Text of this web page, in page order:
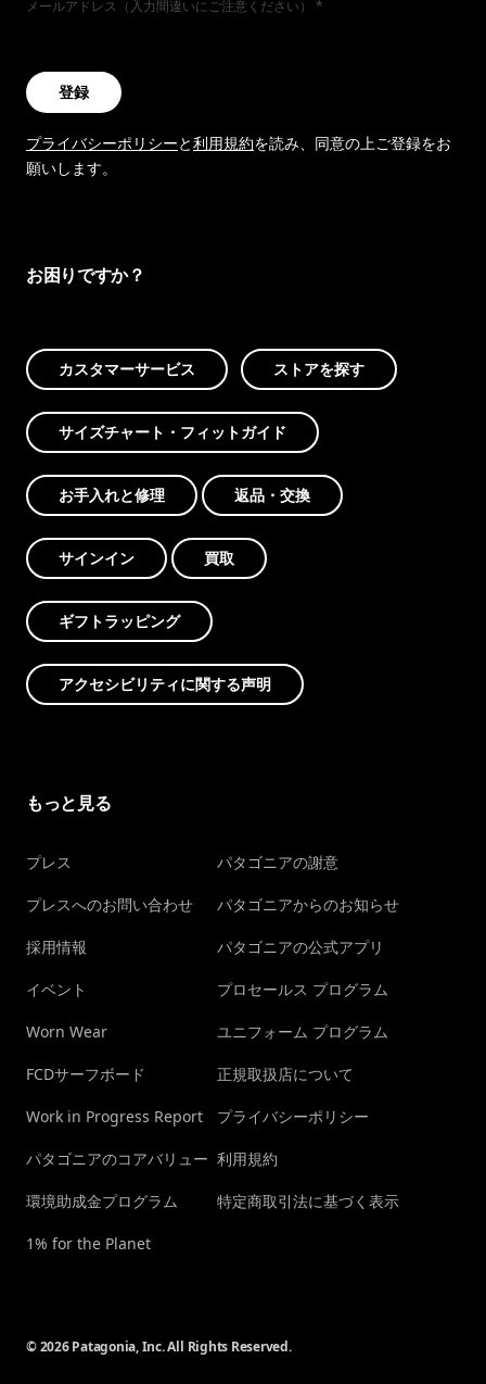
メールアドレス（入力間違いにご注意ください）
登録
プライバシーポリシーと利用規約を読み、同意の上ご登録をお
願いします。
お困りですか？
カスタマーサービス ストアを探す
サイズチャート・フィットガイド
お手入れと修理 返品・交換
サインイン 買取
ギフトラッピング
アクセシビリティに関する声明
もっと見る
プレス
プレスへのお問い合わせ
採用情報
イベント
Worn Wear
FCDサーフボード
Work in Progress Report
パタゴニアのコアバリュー
環境助成金プログラム
1% for the Planet
パタゴニアの謝意
パタゴニアからのお知らせ
パタゴニアの公式アプリ
プロセールス プログラム
ユニフォーム プログラム
正規取扱店について
プライバシーポリシー
利用規約
特定商取引法に基づく表示
© 2026 Patagonia, Inc. All Rights Reserved.